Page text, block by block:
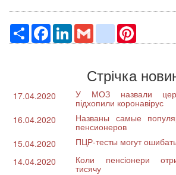
РесурсFacebook
LinkedInGmail
Стрічка
17.04.2020 У МОЗ назвали
підхопили коронавірус
16.04.2020
Названы самые
пенсионеров
15.04.2020
ПЦР-тесты могут
14.04.2020
Коли пенсіонери
тисячу